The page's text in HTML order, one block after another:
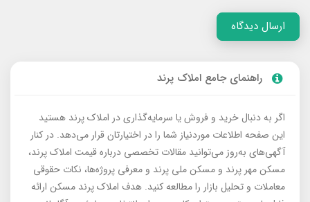
ارسال دیدگاه
راهنمای جامع املاک پرند
اگر به دنبال خرید و فروش یا سرمایه‌گذاری در املاک پرند هستید
این صفحه اطلاعات موردنیاز شما را در اختیارتان قرار می‌دهد. در کنار
آگهی‌های به‌روز می‌توانید مقالات تخصصی درباره قیمت املاک پرند،
مسکن مهر پرند و مسکن ملی پرند و معرفی پروژه‌ها، نکات حقوقی
معاملات و تحلیل بازار را مطالعه کنید. هدف املاک پرند مسکن ارائه